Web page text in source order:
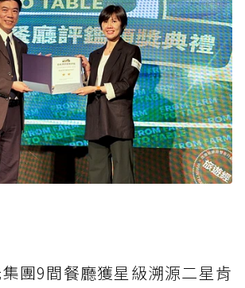
團9間餐廳獲星級溯源二星肯